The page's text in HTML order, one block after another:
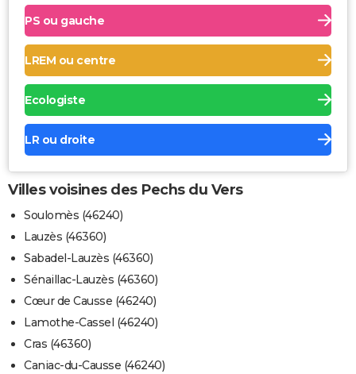
PS ou gauche
LREM ou centre
Ecologiste
LR ou droite
Villes voisines des Pechs du Vers
Soulomès (46240)
Lauzès (46360)
Sabadel-Lauzès (46360)
Sénaillac-Lauzès (46360)
Cœur de Causse (46240)
Lamothe-Cassel (46240)
Cras (46360)
Caniac-du-Causse (46240)